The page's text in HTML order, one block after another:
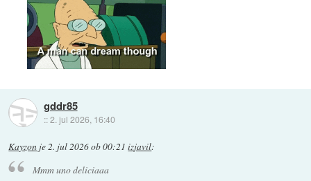
gddr85
::2. jul 2026, 16:40
Kayzon je2. jul 2026 ob 00:21 izjavil:
Mmm uno deliciaaa